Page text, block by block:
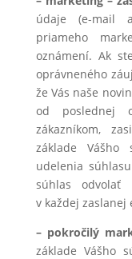
údaje (e-mail
priameho
oznámení. Ak
oprávneného
že Vás naše
od poslednej
zákazníkom,
základe
udelenia
súhlas odvolať
v každej zaslanej
– pokročilý
základe Vášho